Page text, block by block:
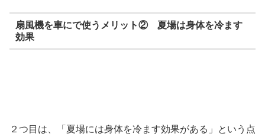
扇風機を車にで使うメリット② 夏場は身体を冷ます
効果
２つ目は、「夏場には身体を冷ます効果がある」という点